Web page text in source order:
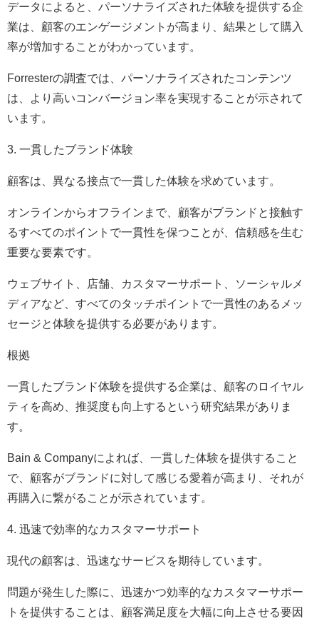
データによると、パーソナライズされた体験を提供する企
業は、顧客のエンゲージメントが高まり、結果として購入
率が増加することがわかっています。
Forresterの調査では、パーソナライズされたコンテンツ
は、より高いコンバージョン率を実現することが示されて
います。
3. 一貫したブランド体験
顧客は、異なる接点で一貫した体験を求めています。
オンラインからオフラインまで、顧客がブランドと接触す
るすべてのポイントで一貫性を保つことが、信頼感を生む
重要な要素です。
ウェブサイト、店舗、カスタマーサポート、ソーシャルメ
ディアなど、すべてのタッチポイントで一貫性のあるメッ
セージと体験を提供する必要があります。
根拠
一貫したブランド体験を提供する企業は、顧客のロイヤル
ティを高め、推奨度も向上するという研究結果がありま
す。
Bain & Companyによれば、一貫した体験を提供すること
で、顧客がブランドに対して感じる愛着が高まり、それが
再購入に繋がることが示されています。
4. 迅速で効率的なカスタマーサポート
現代の顧客は、迅速なサービスを期待しています。
問題が発生した際に、迅速かつ効率的なカスタマーサポー
トを提供することは、顧客満足度を大幅に向上させる要因